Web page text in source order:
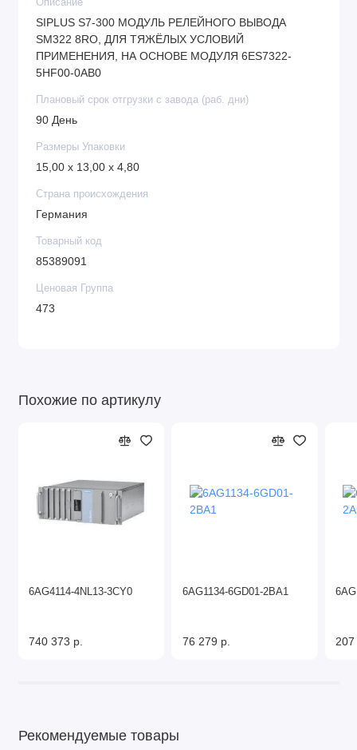
Описание
SIPLUS S7-300 МОДУЛЬ РЕЛЕЙНОГО ВЫВОДА
SM322 8RO, ДЛЯ ТЯЖЁЛЫХ УСЛОВИЙ
ПРИМЕНЕНИЯ, НА ОСНОВЕ МОДУЛЯ 6ES7322-
5HF00-0AB0
Плановый срок отгрузки с завода (раб. дни)
90 День
Размеры Упаковки
15,00 x 13,00 x 4,80
Страна происхождения
Германия
Товарный код
85389091
Ценовая Группа
473
Похожие по артикулу
6AG4114-4NL13-3CY0
740 373 р.
6AG1134-6GD01-2BA1
76 279 р.
Рекомендуемые товары